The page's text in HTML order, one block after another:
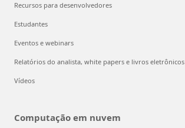
Recursos para desenvolvedores
Estudantes
Eventos e webinars
Relatórios do analista, white papers e livros eletrônicos
Vídeos
Computação em nuvem